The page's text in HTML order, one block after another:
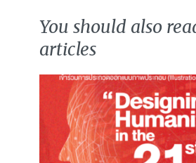
You should also
articles